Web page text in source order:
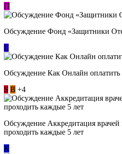
П
Обсуждение Фонд «Защитники
L
Обсуждение ​Как Онлайн оплатить
S В +4
Обсуждение Аккредитация
проходить каждые 5 лет
К